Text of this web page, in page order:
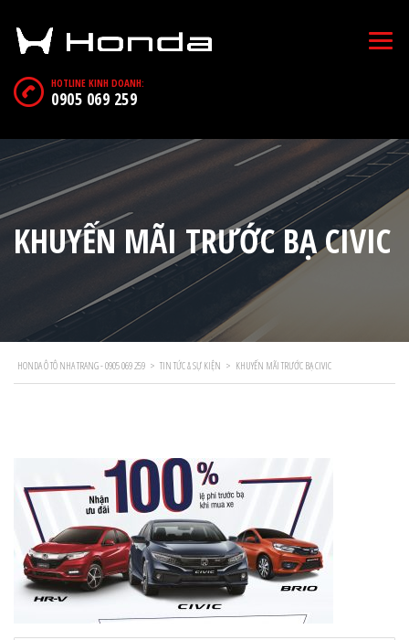
HOTLINE KINH DOANH:
0905 069 259
KHUYẾN MÃI TRƯỚC BẠ CIVIC
HONDA Ô TÔ NHA TRANG - 0905 069 259 > TIN TỨC & SỰ KIỆN > KHUYẾN MÃI TRƯỚC BẠ CIVIC